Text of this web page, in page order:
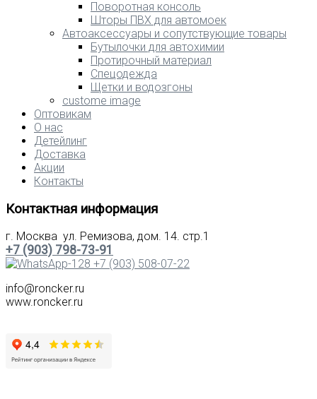
Поворотная консоль
Шторы ПВХ для автомоек
Автоаксессуары и сопутствующие товары
Бутылочки для автохимии
Протирочный материал
Спецодежда
Щетки и водозгоны
custome image
Оптовикам
О нас
Детейлинг
Доставка
Акции
Контакты
Контактная информация
г. Москва ул. Ремизова, дом. 14. стр.1
+7 (903) 798-73-91
+7 (903) 508-07-22
info@roncker.ru
www.roncker.ru